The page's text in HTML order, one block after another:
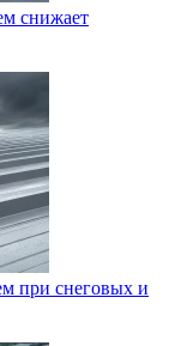
снижает
при снеговых и